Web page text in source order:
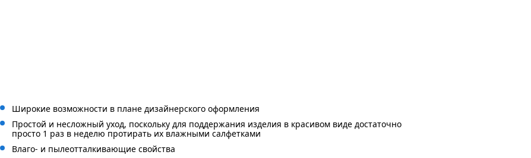
Широкие возможности в плане дизайнерского оформления
Простой и несложный уход, поскольку для поддержания изделия в красивом виде достаточно
просто 1 раз в неделю протирать их влажными салфетками
Влаго- и пылеотталкивающие свойства